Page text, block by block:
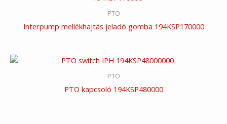
PTO
Interpump mellékhajtás jeladó gomba 194KSP170000
PTO
PTO kapcsoló 194KSP480000